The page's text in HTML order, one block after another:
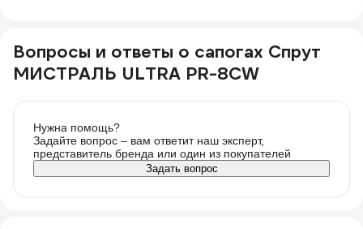
Вопросы и ответы о сапогах Спрут
МИСТРАЛЬ ULTRA PR-8CW
Нужна помощь?
Задайте вопрос – вам ответит наш эксперт,
представитель бренда или один из покупателей
Задать вопрос